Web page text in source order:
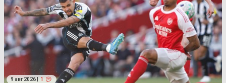
9 авг 2026 | 1